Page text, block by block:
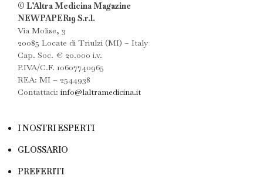
© L’Altra Medicina Magazine
NEWPAPER19 S.r.l.
Via Molise, 3
20085 Locate di Triulzi (MI) – Italy
Cap. Soc. € 20.000 i.v.
P.IVA/C.F. 10607740965
REA: MI – 2544938
Contattaci: info@laltramedicina.it
I NOSTRI ESPERTI
GLOSSARIO
PREFERITI